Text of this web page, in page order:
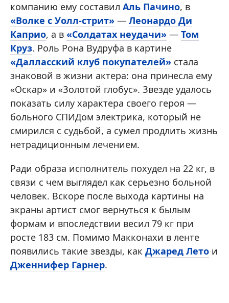
компанию ему составил Аль Пачино, в
«Волке с Уолл-стрит» — Леонардо Ди
Каприо, а в «Солдатах неудачи» — Том
Круз. Роль Рона Вудруфа в картине
«Далласский клуб покупателей» стала
знаковой в жизни актера: она принесла ему
«Оскар» и «Золотой глобус». Звезде удалось
показать силу характера своего героя —
больного СПИДом электрика, который не
смирился с судьбой, а сумел продлить жизнь
нетрадиционным лечением.
Ради образа исполнитель похудел на 22 кг, в
связи с чем выглядел как серьезно больной
человек. Вскоре после выхода картины на
экраны артист смог вернуться к былым
формам и впоследствии весил 79 кг при
росте 183 см. Помимо Макконахи в ленте
появились такие звезды, как Джаред Лето и
Дженнифер Гарнер.